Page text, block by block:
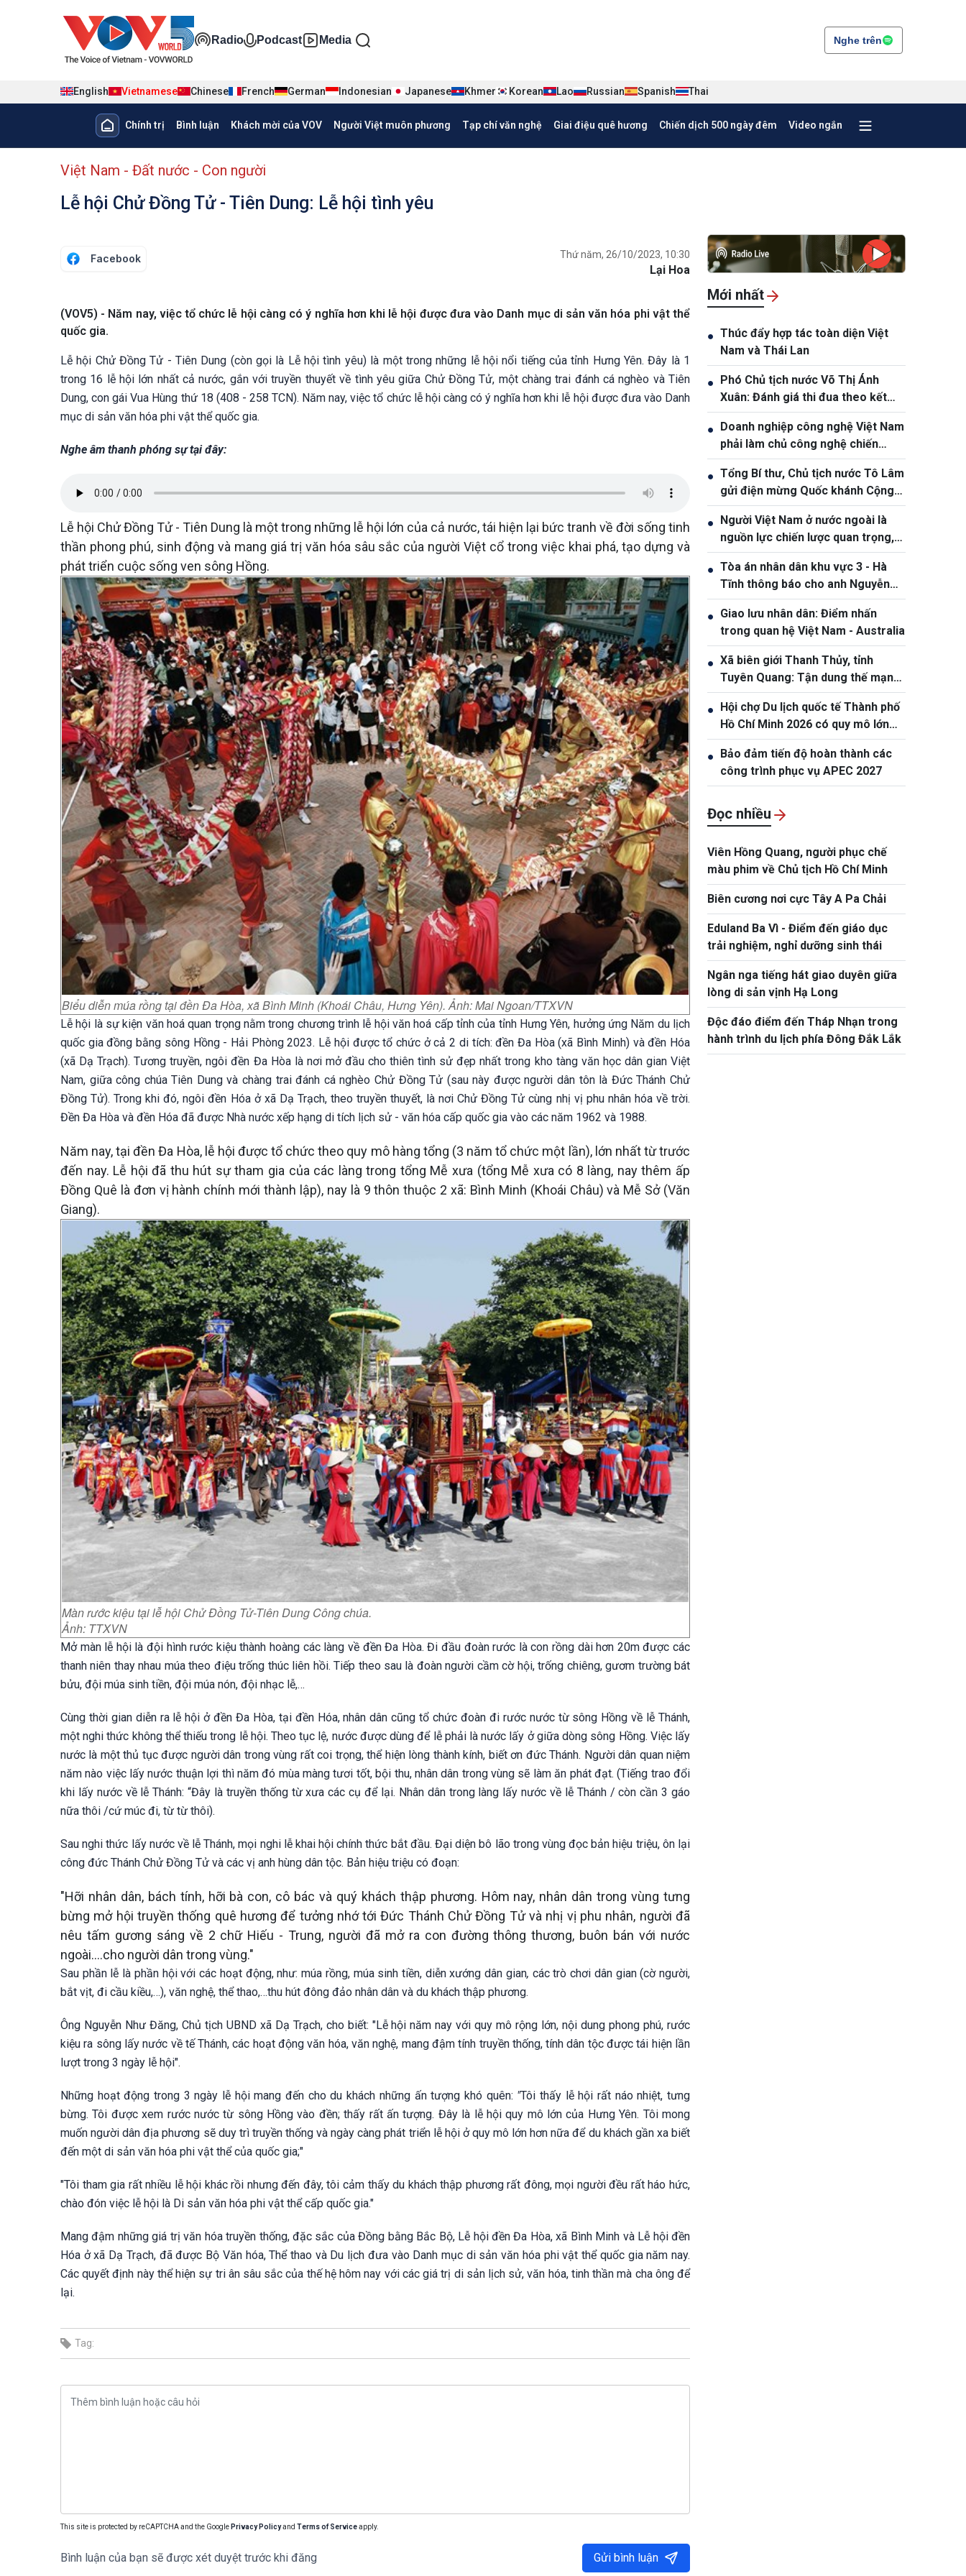
Đa phương tiện tiếng Việt
Radio Podcast Media Nghe trên
English Vietnamese Chinese French German Indonesian Japanese Khmer Korean Lao Russian Spanish Thai
Main navigation
Chính trị Bình luận Khách mời của VOV Người Việt muôn phương Tạp chí văn nghệ Giai điệu quê hương Chiến dịch 500 ngày đêm Video ngắn
menu phụ tiếng Việt
Việt Nam - Đất nước - Con người
Lễ hội Chử Đồng Tử - Tiên Dung: Lễ hội tình yêu
Facebook Thứ năm, 26/10/2023, 10:30
Lại Hoa
(VOV5) - Năm nay, việc tổ chức lễ hội càng có ý nghĩa hơn khi lễ hội được đưa vào Danh mục di sản văn hóa phi vật thể
quốc gia.
Lễ hội Chử Đồng Tử - Tiên Dung (còn gọi là Lễ hội tình yêu) là một trong những lễ hội nổi tiếng của tỉnh Hưng Yên. Đây là 1
trong 16 lễ hội lớn nhất cả nước, gắn với truyền thuyết về tình yêu giữa Chử Đồng Tử, một chàng trai đánh cá nghèo và Tiên
Dung, con gái Vua Hùng thứ 18 (408 - 258 TCN). Năm nay, việc tổ chức lễ hội càng có ý nghĩa hơn khi lễ hội được đưa vào Danh
mục di sản văn hóa phi vật thể quốc gia.
Nghe âm thanh phóng sự tại đây:
Lễ hội Chử Đồng Tử - Tiên Dung là một trong những lễ hội lớn của cả nước, tái hiện lại bức tranh về đời sống tinh
thần phong phú, sinh động và mang giá trị văn hóa sâu sắc của người Việt cổ trong việc khai phá, tạo dựng và
phát triển cuộc sống ven sông Hồng.
Biểu diễn múa rồng tại đền Đa Hòa, xã Bình Minh (Khoái Châu, Hưng Yên). Ảnh: Mai Ngoan/TTXVN
Lễ hội là sự kiện văn hoá quan trọng nằm trong chương trình lễ hội văn hoá cấp tỉnh của tỉnh Hưng Yên, hưởng ứng Năm du lịch
quốc gia đồng bằng sông Hồng - Hải Phòng 2023. Lễ hội được tổ chức ở cả 2 di tích: đền Đa Hòa (xã Bình Minh) và đền Hóa
(xã Dạ Trạch). Tương truyền, ngôi đền Đa Hòa là nơi mở đầu cho thiên tình sử đẹp nhất trong kho tàng văn học dân gian Việt
Nam, giữa công chúa Tiên Dung và chàng trai đánh cá nghèo Chử Đồng Tử (sau này được người dân tôn là Đức Thánh Chử
Đồng Tử). Trong khi đó, ngôi đền Hóa ở xã Dạ Trạch, theo truyền thuyết, là nơi Chử Đồng Tử cùng nhị vị phu nhân hóa về trời.
Đền Đa Hòa và đền Hóa đã được Nhà nước xếp hạng di tích lịch sử - văn hóa cấp quốc gia vào các năm 1962 và 1988.
Năm nay, tại đền Đa Hòa, lễ hội được tổ chức theo quy mô hàng tổng (3 năm tổ chức một lần), lớn nhất từ trước
đến nay. Lễ hội đã thu hút sự tham gia của các làng trong tổng Mễ xưa (tổng Mễ xưa có 8 làng, nay thêm ấp
Đồng Quê là đơn vị hành chính mới thành lập), nay là 9 thôn thuộc 2 xã: Bình Minh (Khoái Châu) và Mễ Sở (Văn
Giang).
Màn rước kiệu tại lễ hội Chử Đồng Tử-Tiên Dung Công chúa.
Ảnh: TTXVN
Mở màn lễ hội là đội hình rước kiệu thành hoàng các làng về đền Đa Hòa. Đi đầu đoàn rước là con rồng dài hơn 20m được các
thanh niên thay nhau múa theo điệu trống thúc liên hồi. Tiếp theo sau là đoàn người cầm cờ hội, trống chiêng, gươm trường bát
bửu, đội múa sinh tiền, đội múa nón, đội nhạc lễ,…
Cùng thời gian diễn ra lễ hội ở đền Đa Hòa, tại đền Hóa, nhân dân cũng tổ chức đoàn đi rước nước từ sông Hồng về lễ Thánh,
một nghi thức không thể thiếu trong lễ hội. Theo tục lệ, nước được dùng để lễ phải là nước lấy ở giữa dòng sông Hồng. Việc lấy
nước là một thủ tục được người dân trong vùng rất coi trọng, thể hiện lòng thành kính, biết ơn đức Thánh. Người dân quan niệm
năm nào việc lấy nước thuận lợi thì năm đó mùa màng tươi tốt, bội thu, nhân dân trong vùng sẽ làm ăn phát đạt. (Tiếng trao đổi
khi lấy nước về lễ Thánh: “Đây là truyền thống từ xưa các cụ để lại. Nhân dân trong làng lấy nước về lễ Thánh / còn cần 3 gáo
nữa thôi /cứ múc đi, từ từ thôi).
Sau nghi thức lấy nước về lễ Thánh, mọi nghi lễ khai hội chính thức bắt đầu. Đại diện bô lão trong vùng đọc bản hiệu triệu, ôn lại
công đức Thánh Chử Đồng Tử và các vị anh hùng dân tộc. Bản hiệu triệu có đoạn:
"Hỡi nhân dân, bách tính, hỡi bà con, cô bác và quý khách thập phương. Hôm nay, nhân dân trong vùng tưng
bừng mở hội truyền thống quê hương để tưởng nhớ tới Đức Thánh Chử Đồng Tử và nhị vị phu nhân, người đã
nêu tấm gương sáng về 2 chữ Hiếu - Trung, người đã mở ra con đường thông thương, buôn bán với nước
ngoài….cho người dân trong vùng."
Sau phần lễ là phần hội với các hoạt động, như: múa rồng, múa sinh tiền, diễn xướng dân gian, các trò chơi dân gian (cờ người,
bắt vịt, đi cầu kiều,…), văn nghệ, thể thao,…thu hút đông đảo nhân dân và du khách thập phương.
Ông Nguyễn Như Đăng, Chủ tịch UBND xã Dạ Trạch, cho biết: "Lễ hội năm nay với quy mô rộng lớn, nội dung phong phú, rước
kiệu ra sông lấy nước về tế Thánh, các hoạt động văn hóa, văn nghệ, mang đậm tính truyền thống, tính dân tộc được tái hiện lần
lượt trong 3 ngày lễ hội".
Những hoạt động trong 3 ngày lễ hội mang đến cho du khách những ấn tượng khó quên: "Tôi thấy lễ hội rất náo nhiệt, tưng
bừng. Tôi được xem rước nước từ sông Hồng vào đền; thấy rất ấn tượng. Đây là lễ hội quy mô lớn của Hưng Yên. Tôi mong
muốn người dân địa phương sẽ duy trì truyền thống và ngày càng phát triển lễ hội ở quy mô lớn hơn nữa để du khách gần xa biết
đến một di sản văn hóa phi vật thể của quốc gia;"
"Tôi tham gia rất nhiều lễ hội khác rồi nhưng đến đây, tôi cảm thấy du khách thập phương rất đông, mọi người đều rất háo hức,
chào đón việc lễ hội là Di sản văn hóa phi vật thể cấp quốc gia."
Mang đậm những giá trị văn hóa truyền thống, đặc sắc của Đồng bằng Bắc Bộ, Lễ hội đền Đa Hòa, xã Bình Minh và Lễ hội đền
Hóa ở xã Dạ Trạch, đã được Bộ Văn hóa, Thể thao và Du lịch đưa vào Danh mục di sản văn hóa phi vật thể quốc gia năm nay.
Các quyết định này thể hiện sự tri ân sâu sắc của thế hệ hôm nay với các giá trị di sản lịch sử, văn hóa, tinh thần mà cha ông để
lại.
Tag:
This site is protected by reCAPTCHA and the Google Privacy Policyand Terms of Serviceapply.
Bình luận của bạn sẽ được xét duyệt trước khi đăng Gửi bình luận
Mới nhất
● Thúc đẩy hợp tác toàn diện Việt
Nam và Thái Lan
● Phó Chủ tịch nước Võ Thị Ánh
Xuân: Đánh giá thi đua theo kết
quả, sản phẩm và hiệu quả thực tế
● Doanh nghiệp công nghệ Việt Nam
phải làm chủ công nghệ chiến
lược, vươn ra thị trường quốc tế
● Tổng Bí thư, Chủ tịch nước Tô Lâm
gửi điện mừng Quốc khánh Cộng
hòa Bờ Biển Ngà
● Người Việt Nam ở nước ngoài là
nguồn lực chiến lược quan trọng,
góp phần nâng cao sức mạnh tổng
hợp quốc gia
● Tòa án nhân dân khu vực 3 - Hà
Tĩnh thông báo cho anh Nguyễn
Văn Đông
● Giao lưu nhân dân: Điểm nhấn
trong quan hệ Việt Nam - Australia
● Xã biên giới Thanh Thủy, tỉnh
Tuyên Quang: Tận dung thế mạnh
tự nhiên để nâng cao đời sống
nhân dân
● Hội chợ Du lịch quốc tế Thành phố
Hồ Chí Minh 2026 có quy mô lớn
nhất từ trước đến nay
● Bảo đảm tiến độ hoàn thành các
công trình phục vụ APEC 2027
Đọc nhiều
Viên Hồng Quang, người phục chế
màu phim về Chủ tịch Hồ Chí Minh
Biên cương nơi cực Tây A Pa Chải
Eduland Ba Vì - Điểm đến giáo dục
trải nghiệm, nghỉ dưỡng sinh thái
Ngân nga tiếng hát giao duyên giữa
lòng di sản vịnh Hạ Long
Độc đáo điểm đến Tháp Nhạn trong
hành trình du lịch phía Đông Đắk Lắk